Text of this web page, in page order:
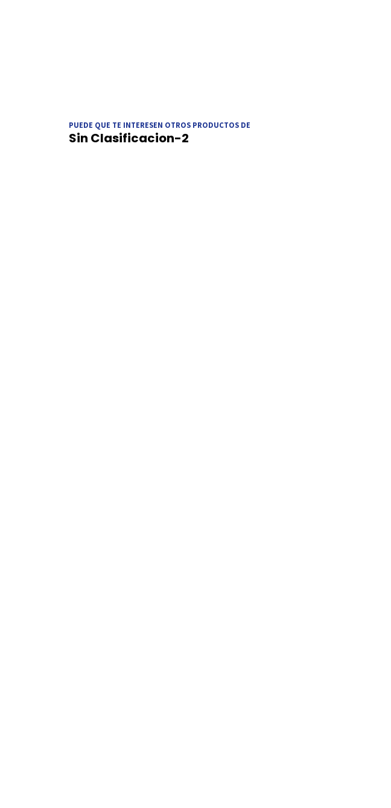
PUEDE QUE TE INTERESEN OTROS PRODUCTOS DE
Sin Clasificacion-2